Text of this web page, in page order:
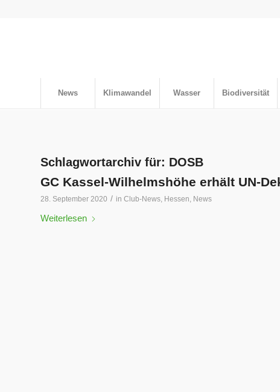
News Klimawandel Wasser Biodiversität
Schlagwortarchiv für: DOSB
GC Kassel-Wilhelmshöhe erhält UN-
28. September 2020 / in Club-News, Hessen, News
Weiterlesen